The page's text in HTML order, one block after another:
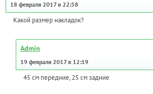
18 февраля 2017 в 22:58
Какой размер накладок?
Admin
19 февраля 2017 в 12:19
45 см передние, 25 см задние